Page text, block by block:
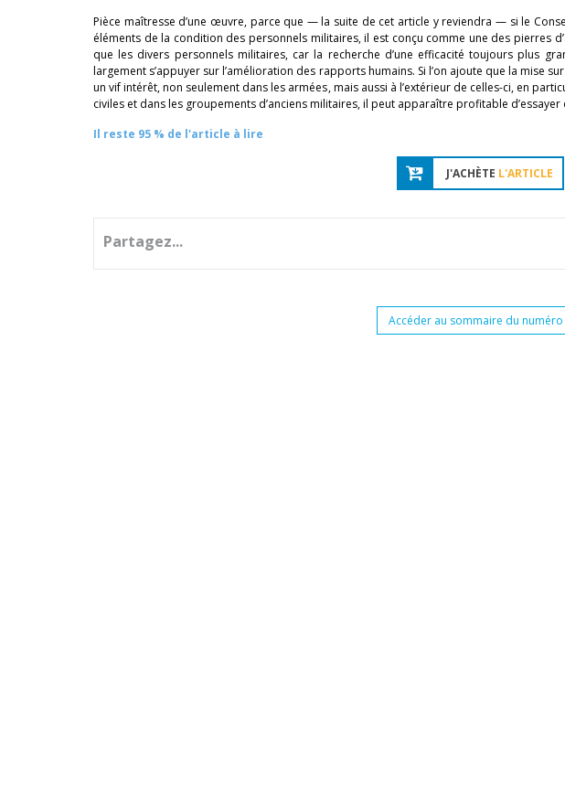
Pièce maîtresse d’une œuvre, parce que — la suite de cet article y reviendra — si le
éléments de la condition des personnels militaires, il est conçu comme une des pierres
que les divers personnels militaires, car la recherche d’une efficacité toujours plus
largement s’appuyer sur l’amélioration des rapports humains. Si l’on ajoute que la mise
un vif intérêt, non seulement dans les armées, mais aussi à l’extérieur de celles-ci, en
civiles et dans les groupements d’anciens militaires, il peut apparaître profitable
Il reste 95 % de l'article à lire
J'ACHÈTE L'ARTICLE
Partagez...
Accéder au sommaire du numéro